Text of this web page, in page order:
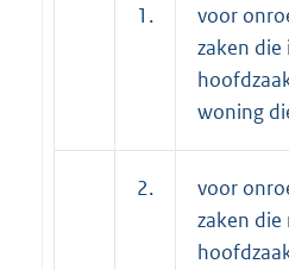
1.
voor
zaken die
woning
2.
voor
zaken die